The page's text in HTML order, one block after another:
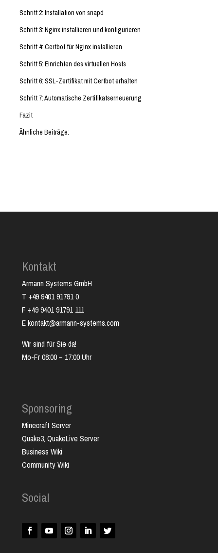
Schritt 2: Installation von snapd
Schritt 3: Nginx installieren und konfigurieren
Schritt 4: Certbot für Nginx installieren
Schritt 5: Einrichten des virtuellen Hosts
Schritt 6: SSL-Zertifikat mit Certbot erhalten
Schritt 7: Automatische Zertifikatserneuerung
Fazit
Ähnliche Beiträge:
Kontakt
Armann Systems GmbH
T +49 9401 91791 0
F +49 9401 91791 111
E kontakt@armann-systems.com
Wir sind für Sie da!
Mo-Fr 08:00 – 17:00 Uhr
Sponsoring
Minecraft Server
Quake3, QuakeLive Server
Business Wiki
Community Wiki
Social